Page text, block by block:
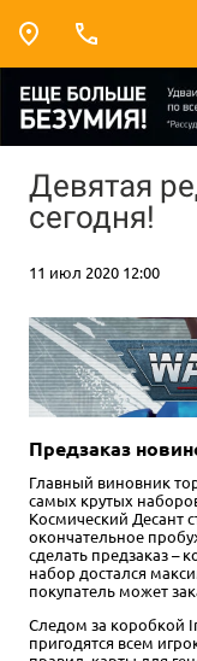
Девятая
сегодня!
11 июл 2020 12:00
Предзаказ
Главный виновник
самых крутых
Космический Десант
окончательное
сделать предзаказ –
набор достался
покупатель может
Следом за коробкой
пригодятся всем